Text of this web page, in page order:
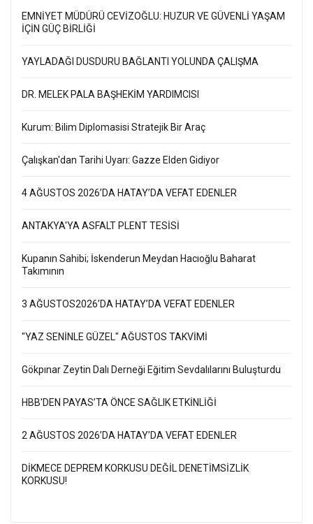
EMNİYET MÜDÜRÜ CEVİZOĞLU: HUZUR VE GÜVENLİ YAŞAM
İÇİN GÜÇ BİRLİĞİ
YAYLADAĞI DUSDURU BAĞLANTI YOLUNDA ÇALIŞMA
DR. MELEK PALA BAŞHEKİM YARDIMCISI
Kurum: Bilim Diplomasisi Stratejik Bir Araç
Çalışkan'dan Tarihi Uyarı: Gazze Elden Gidiyor
4 AĞUSTOS 2026’DA HATAY’DA VEFAT EDENLER
ANTAKYA'YA ASFALT PLENT TESİSİ
Kupanın Sahibi; İskenderun Meydan Hacıoğlu Baharat
Takımının
3 AĞUSTOS2026’DA HATAY’DA VEFAT EDENLER
"YAZ SENİNLE GÜZEL" AĞUSTOS TAKVİMİ
Gökpınar Zeytin Dalı Derneği Eğitim Sevdalılarını Buluşturdu
HBB'DEN PAYAS’TA ÖNCE SAĞLIK ETKİNLİĞİ
2 AĞUSTOS 2026’DA HATAY’DA VEFAT EDENLER
DİKMECE DEPREM KORKUSU DEĞİL DENETİMSİZLİK
KORKUSU!